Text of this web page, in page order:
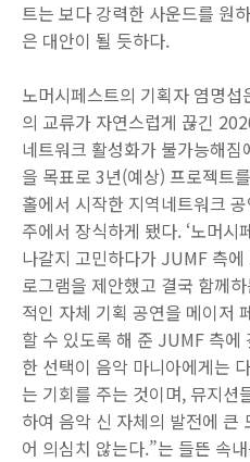
트는 보다 강력한 사운드를 원
은 대안이 될 듯하다.
노머시페스트의 기획자 염명
의 교류가 자연스럽게 끊긴
네트워크 활성화가 불가능해
을 목표로 3년(예상) 프로젝트
홀에서 시작한 지역네트워크
주에서 장식하게 됐다. ‘노머시
나갈지 고민하다가 JUMF 측
로그램을 제안했고 결국 함께
적인 자체 기획 공연을 메이저
할 수 있도록 해 준 JUMF 측에
한 선택이 음악 마니아에게는
는 기회를 주는 것이며, 뮤지션
하여 음악 신 자체의 발전에 큰
어 의심치 않는다.”는 들뜬 속